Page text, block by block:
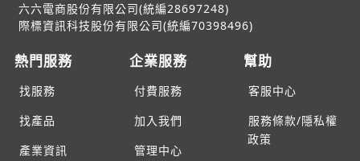
六六電商股份有限公司(統編28697248)
際標資訊科技股份有限公司(統編70398496)
熱門服務
找服務
找產品
產業資訊
企業服務
付費服務
加入我們
管理中心
幫助
客服中心
服務條款/隱私權
政策